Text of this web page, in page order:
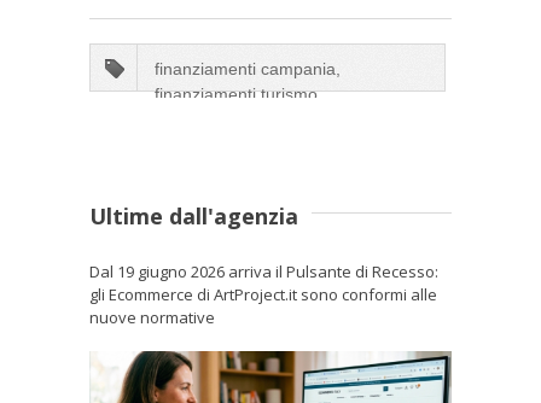
finanziamenti campania,
finanziamenti turismo,
Ultime dall'agenzia
Dal 19 giugno 2026 arriva il Pulsante di Recesso:
gli Ecommerce di ArtProject.it sono conformi alle
nuove normative